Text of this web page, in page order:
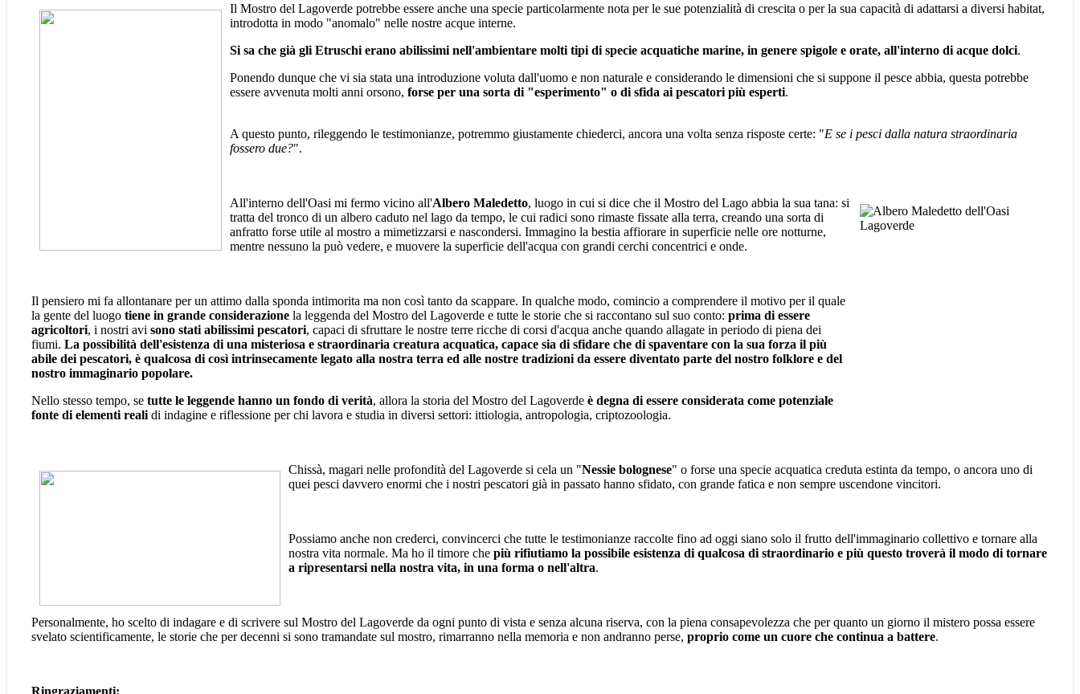
Il Mostro del Lagoverde potrebbe essere anche una specie particolarmente nota per le sue potenzialità di crescita o per la sua capacità di adattarsi a diversi habitat,
introdotta in modo "anomalo" nelle nostre acque interne.
Si sa che già gli Etruschi erano abilissimi nell'ambientare molti tipi di specie acquatiche marine, in genere spigole e orate, all'interno di acque dolci.
Ponendo dunque che vi sia stata una introduzione voluta dall'uomo e non naturale e considerando le dimensioni che si suppone il pesce abbia, questa potrebbe
essere avvenuta molti anni orsono, forse per una sorta di "esperimento" o di sfida ai pescatori più esperti.
A questo punto, rileggendo le testimonianze, potremmo giustamente chiederci, ancora una volta senza risposte certe: "E se i pesci dalla natura straordinaria
fossero due?".
All'interno dell'Oasi mi fermo vicino all'Albero Maledetto, luogo in cui si dice che il Mostro del Lago abbia la sua tana: si
tratta del tronco di un albero caduto nel lago da tempo, le cui radici sono rimaste fissate alla terra, creando una sorta di
anfratto forse utile al mostro a mimetizzarsi e nascondersi. Immagino la bestia affiorare in superficie nelle ore notturne,
mentre nessuno la può vedere, e muovere la superficie dell'acqua con grandi cerchi concentrici e onde.
Il pensiero mi fa allontanare per un attimo dalla sponda intimorita ma non così tanto da scappare. In qualche modo, comincio a comprendere il motivo per il quale
la gente del luogo tiene in grande considerazione la leggenda del Mostro del Lagoverde e tutte le storie che si raccontano sul suo conto: prima di essere
agricoltori, i nostri avi sono stati abilissimi pescatori, capaci di sfruttare le nostre terre ricche di corsi d'acqua anche quando allagate in periodo di piena dei
fiumi. La possibilità dell'esistenza di una misteriosa e straordinaria creatura acquatica, capace sia di sfidare che di spaventare con la sua forza il più
abile dei pescatori, è qualcosa di così intrinsecamente legato alla nostra terra ed alle nostre tradizioni da essere diventato parte del nostro folklore e del
nostro immaginario popolare.
Nello stesso tempo, se tutte le leggende hanno un fondo di verità, allora la storia del Mostro del Lagoverde è degna di essere considerata come potenziale
fonte di elementi reali di indagine e riflessione per chi lavora e studia in diversi settori: ittiologia, antropologia, criptozoologia.
Chissà, magari nelle profondità del Lagoverde si cela un "Nessie bolognese" o forse una specie acquatica creduta estinta da tempo, o ancora uno di
quei pesci davvero enormi che i nostri pescatori già in passato hanno sfidato, con grande fatica e non sempre uscendone vincitori.
Possiamo anche non crederci, convincerci che tutte le testimonianze raccolte fino ad oggi siano solo il frutto dell'immaginario collettivo e tornare alla
nostra vita normale. Ma ho il timore che più rifiutiamo la possibile esistenza di qualcosa di straordinario e più questo troverà il modo di tornare
a ripresentarsi nella nostra vita, in una forma o nell'altra.
Personalmente, ho scelto di indagare e di scrivere sul Mostro del Lagoverde da ogni punto di vista e senza alcuna riserva, con la piena consapevolezza che per quanto un giorno il mistero possa essere
svelato scientificamente, le storie che per decenni si sono tramandate sul mostro, rimarranno nella memoria e non andranno perse, proprio come un cuore che continua a battere.
Ringraziamenti: